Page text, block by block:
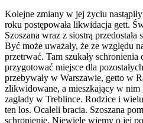
Kolejne zmiany w jej życiu
roku postępowała likwidacja gett.
Szoszana wraz z siostrą
Być może uważały, że ze względu
przetrwać. Tam szukały schronienia
przygotować miejsce dla
przebywały w Warszawie, getto w
zlikwidowane, a mieszkający w
zagłady w Treblince. Rodzice i
ten los. Ocaleli bracia. Szoszana
schronienie. Niewiele wiemy o jej